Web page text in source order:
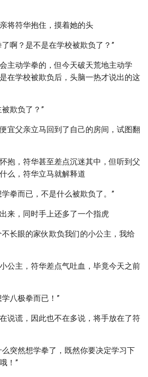
将符华抱住，摸着她的头
啊？是不是在学校被欺负了？”
主动学拳的，但今天破天荒地主动学
在学校被欺负后，头脑一热才说出的这
欺负了？”
宜父亲立马回到了自己的房间，试图翻
抱，符华甚至差点沉迷其中，但听到父
么，符华立马就解释道
拳而已，不是什么被欺负了。”
来，同时手上还多了一个指虎
不长眼的家伙欺负我们的小公主，我给
公主，符华差点气吐血，毕竟今天之前
八极拳而已！”
说谎，因此也不在多说，将手放在了符
么突然想学拳了，既然你要决定学习下
！”